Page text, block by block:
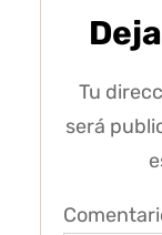
Tu
será